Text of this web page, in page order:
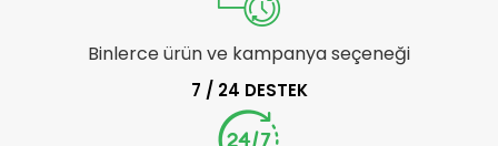
Binlerce ürün ve kampanya seçeneği
7 / 24 DESTEK